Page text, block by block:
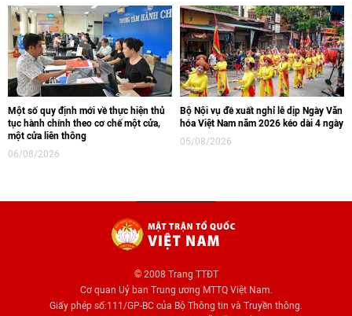
Một số quy định mới về thực hiện thủ
tục hành chính theo cơ chế một cửa,
một cửa liên thông
06/08/2026
Bộ Nội vụ đề xuất nghỉ lễ dịp Ngày Văn
hóa Việt Nam năm 2026 kéo dài 4 ngày
05/08/2026
© 2008 Trang TTĐT
Cơ quan Uỷ ban Trung ương MTTQ Việt Nam.
Giấy phép số:111/GP-BC của Bộ Thông tin và Truyền thông.